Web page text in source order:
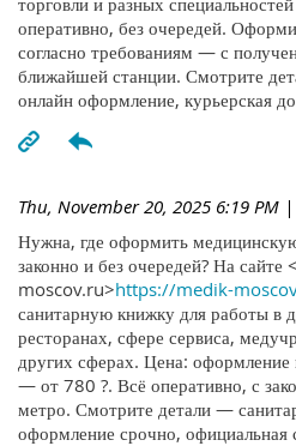
оперативно, без очередей.
согласно требованиям — с
ближайшей станции. Смотрите
онлайн оформление, курьерская
Thu, November 20, 2025 6:19 PM
Нужна, где оформить
законно и без очередей? На
moscov.ru>https://medik-
санитарную книжку для работы в
ресторанах, сфере сервиса,
других сферах. Цена:
— от 780 ?. Всё оперативно, с
метро. Смотрите детали —
оформление срочно, официальная